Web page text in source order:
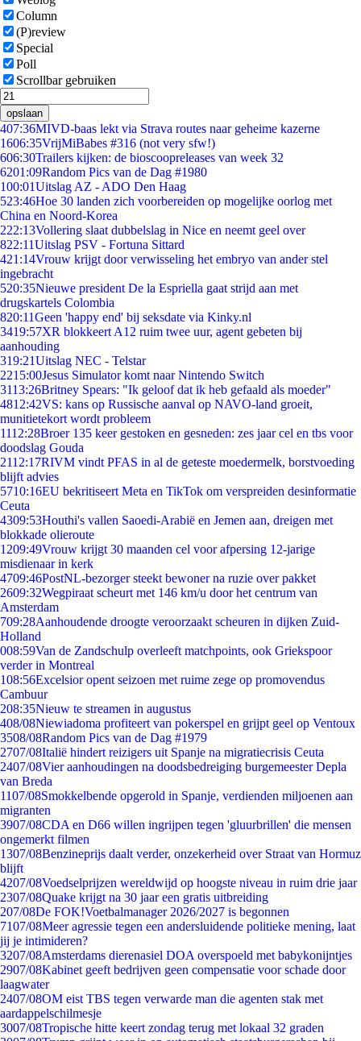
Column
(P)review
Special
Poll
Scrollbar gebruiken
opslaan
407:36MIVD-baas lekt via Strava routes naar geheime kazerne
1606:35VrijMiBabes #316 (not very sfw!)
606:30Trailers kijken: de bioscoopreleases van week 32
6201:09Random Pics van de Dag #1980
100:01Uitslag AZ - ADO Den Haag
523:46Hoe 30 landen zich voorbereiden op mogelijke oorlog met
China en Noord-Korea
222:13Vollering slaat dubbelslag in Nice en neemt geel over
822:11Uitslag PSV - Fortuna Sittard
421:14Vrouw krijgt door verwisseling het embryo van ander stel
ingebracht
520:35Nieuwe president De la Espriella gaat strijd aan met
drugskartels Colombia
820:11Geen 'happy end' bij seksdate via Kinky.nl
3419:57XR blokkeert A12 ruim twee uur, agent gebeten bij
aanhouding
319:21Uitslag NEC - Telstar
2215:00Jesus Simulator komt naar Nintendo Switch
3113:26Britney Spears: "Ik geloof dat ik heb gefaald als moeder"
4812:42VS: kans op Russische aanval op NAVO-land groeit,
munitietekort wordt probleem
1112:28Broer 135 keer gestoken en gesneden: zes jaar cel en tbs voor
doodslag Gouda
2112:17RIVM vindt PFAS in al de geteste moedermelk, borstvoeding
blijft advies
5710:16EU bekritiseert Meta en TikTok om verspreiden desinformatie
Ceuta
4309:53Houthi's vallen Saoedi-Arabië en Jemen aan, dreigen met
blokkade olieroute
1209:49Vrouw krijgt 30 maanden cel voor afpersing 12-jarige
misdienaar in kerk
4709:46PostNL-bezorger steekt bewoner na ruzie over pakket
2609:32Wegpiraat scheurt met 146 km/u door het centrum van
Amsterdam
709:28Aanhoudende droogte veroorzaakt scheuren in dijken Zuid-
Holland
008:59Van de Zandschulp overleeft matchpoints, ook Griekspoor
verder in Montreal
108:56Excelsior opent seizoen met ruime zege op promovendus
Cambuur
208:35Nieuw te streamen in augustus
408/08Niewiadoma profiteert van pokerspel en grijpt geel op Ventoux
3508/08Random Pics van de Dag #1979
2707/08Italië hindert reizigers uit Spanje na migratiecrisis Ceuta
2407/08Vier aanhoudingen na doodsbedreiging burgemeester Depla
van Breda
1107/08Smokkelbende opgerold in Spanje, verdienden miljoenen aan
migranten
3907/08CDA en D66 willen ingrijpen tegen 'gluurbrillen' die mensen
ongemerkt filmen
1307/08Benzineprijs daalt verder, onzekerheid over Straat van Hormuz
blijft
4207/08Voedselprijzen wereldwijd op hoogste niveau in ruim drie jaar
2307/08Quake krijgt na 30 jaar een gratis uitbreiding
207/08De FOK!Voetbalmanager 2026/2027 is begonnen
7107/08Meer agressie tegen een andersluidende politieke mening, laat
jij je intimideren?
3207/08Amsterdams dierenasiel DOA overspoeld met babykonijntjes
2907/08Kabinet geeft bedrijven geen compensatie voor schade door
laagwater
2407/08OM eist TBS tegen verwarde man die agenten stak met
aardappelschilmesje
3007/08Tropische hitte keert zondag terug met lokaal 32 graden